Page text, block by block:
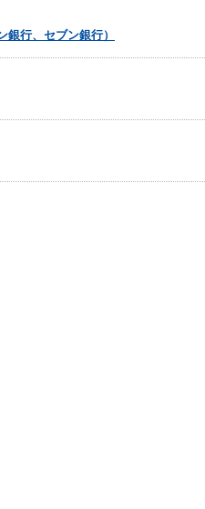
銀行、セブン銀行）